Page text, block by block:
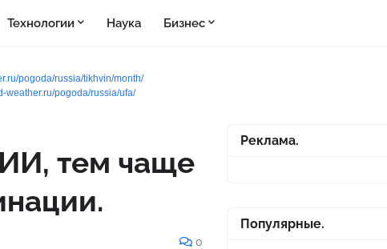
Технологии Наука Бизнес
pogoda/russia/tikhvin/month/
weather.ru/pogoda/russia/ufa/
тем чаще
0
Реклама.
Популярные.